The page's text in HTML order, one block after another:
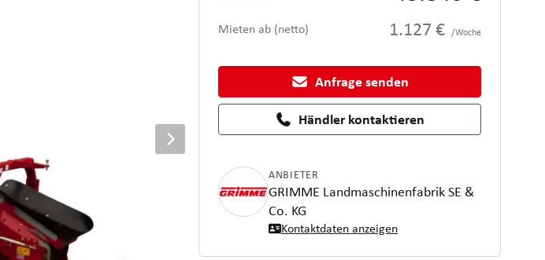
Mieten ab (netto) 1.127 € /Woche
Anfrage senden
Händler kontaktieren
ANBIETER
GRIMME Landmaschinenfabrik SE &
Co. KG
Kontaktdaten anzeigen